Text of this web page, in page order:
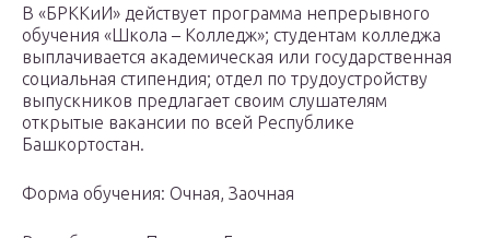
В «БРККиИ» действует программа непрерывного
обучения «Школа – Колледж»; студентам колледжа
выплачивается академическая или государственная
социальная стипендия; отдел по трудоустройству
выпускников предлагает своим слушателям
открытые вакансии по всей Республике
Башкортостан.
Форма обучения: Очная, Заочная